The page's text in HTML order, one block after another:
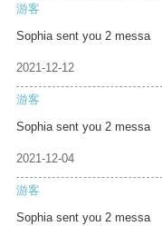
游客
Sophia sent you 2 messa
2021-12-12
游客
Sophia sent you 2 messa
2021-12-04
游客
Sophia sent you 2 messa